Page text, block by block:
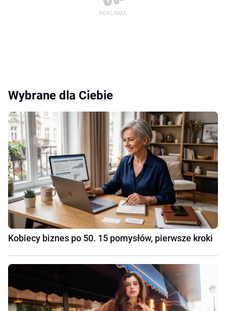
Wybrane dla Ciebie
Kobiecy biznes po 50. 15 pomysłów, pierwsze kroki